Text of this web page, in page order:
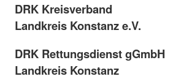
DRK Kreisverband
Landkreis Konstanz e.V.
DRK Rettungsdienst gGmbH
Landkreis Konstanz